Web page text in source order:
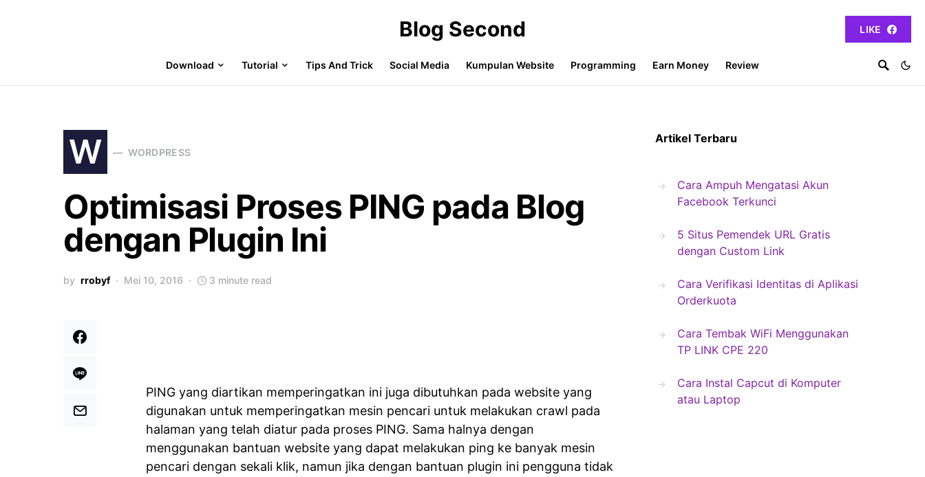
Blog Second LIKE
Download Tutorial Tips And Trick Social Media Kumpulan Website Programming Earn Money Review
W WORDPRESS
Optimisasi Proses PING pada Blog
dengan Plugin Ini
by rrobyf Mei 10, 2016 3 minute read
PING yang diartikan memperingatkan ini juga dibutuhkan pada website yang
digunakan untuk memperingatkan mesin pencari untuk melakukan crawl pada
halaman yang telah diatur pada proses PING. Sama halnya dengan
menggunakan bantuan website yang dapat melakukan ping ke banyak mesin
pencari dengan sekali klik, namun jika dengan bantuan plugin ini pengguna tidak
Artikel Terbaru
Cara Ampuh Mengatasi Akun
Facebook Terkunci
5 Situs Pemendek URL Gratis
dengan Custom Link
Cara Verifikasi Identitas di Aplikasi
Orderkuota
Cara Tembak WiFi Menggunakan
TP LINK CPE 220
Cara Instal Capcut di Komputer
atau Laptop